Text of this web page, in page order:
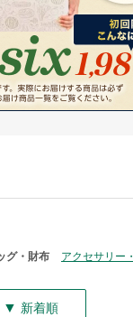
グ・財布 アクセサリー
▼ 新着順